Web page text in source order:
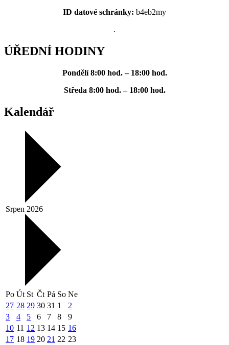
ID datové schránky: b4eb2my
.
ÚŘEDNÍ HODINY
Pondělí 8:00 hod. – 18:00 hod.
Středa 8:00 hod. – 18:00 hod.
Kalendář
Srpen 2026
Po Út St Čt Pá So Ne
27 28 29 30 31 1
2
3
4 5 6 7 8
9
10 11 12 13 14 15 16
17 18 19 20 21 22 23